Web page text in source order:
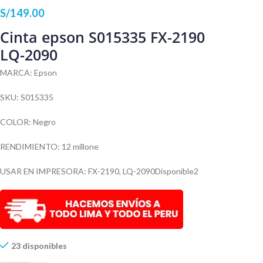
S/149.00
Cinta epson S015335 FX-2190
LQ-2090
MARCA: Epson
SKU: S015335
COLOR: Negro
RENDIMIENTO: 12 millone
USAR EN IMPRESORA: FX-2190, LQ-2090Disponible2
23 disponibles